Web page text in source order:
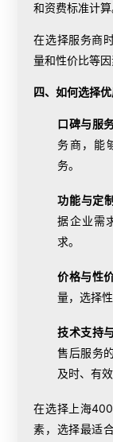
和资费标准计算
在选择服务商
量和性价比等
四、如何选择
口碑与服
务商，能
务。
功能与定制
据企业需
求。
价格与性
量，选择
技术支持
售后服务
及时、有
在选择上海
素，选择最适